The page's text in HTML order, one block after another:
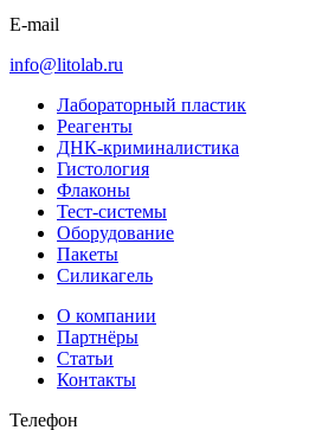
E-mail
info@litolab.ru
Лабораторный пластик
Реагенты
ДНК-криминалистика
Гистология
Флаконы
Тест-системы
Оборудование
Пакеты
Силикагель
О компании
Партнёры
Статьи
Контакты
Телефон